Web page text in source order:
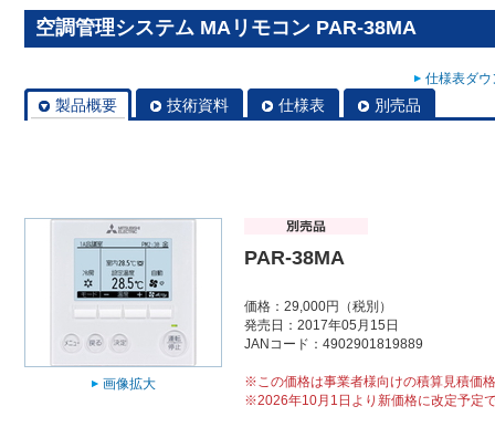
空調管理システム MAリモコン PAR-38MA
仕様表ダ
製品概要 技術資料 仕様表 別売品
画像拡大
PAR-38MA
価格：29,000円（税別）
発売日：2017年05月15日
JANコード：4902901819889
※この価格は事業者様向けの積算見積価
※2026年10月1日より新価格に改定予定